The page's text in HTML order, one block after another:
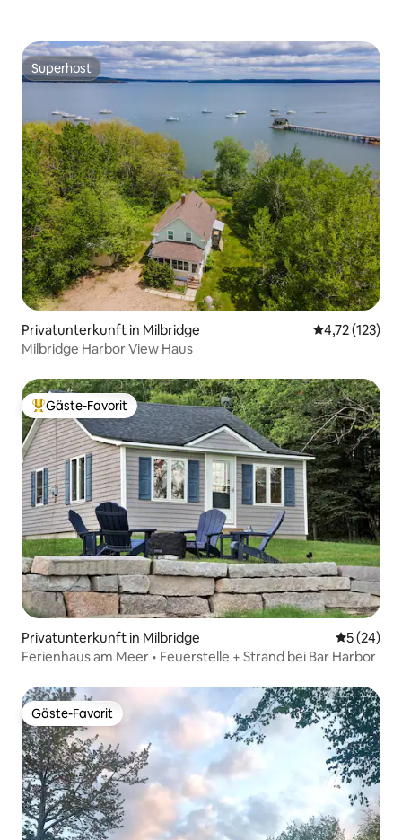
Superhost
Superhost
Privatunterkunft in Milbridge
4,72 (123)
Milbridge Harbor View Haus
Beliebter Gäste-Favorit.
Gäste-Favorit
Privatunterkunft in Milbridge
5 (24)
Ferienhaus am Meer • Feuerstelle + Strand bei Bar Harbor
Gäste-Favorit
Gäste-Favorit